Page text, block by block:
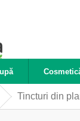
Tincturi din